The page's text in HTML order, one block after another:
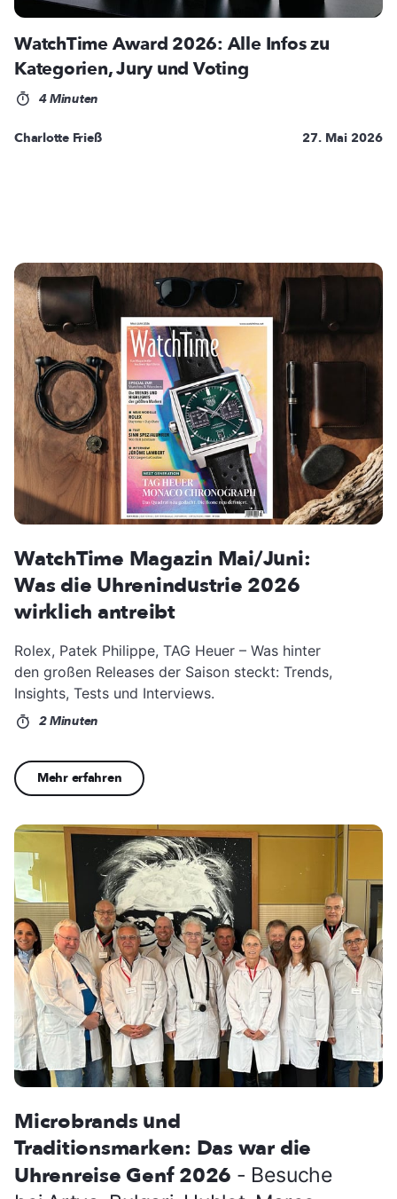
WatchTime Award 2026: Alle Infos zu
Kategorien, Jury und Voting
4 Minuten
Charlotte Frieß 27. Mai 2026
WatchTime Magazin Mai/Juni:
Was die Uhrenindustrie 2026
wirklich antreibt
Rolex, Patek Philippe, TAG Heuer – Was hinter
den großen Releases der Saison steckt: Trends,
Insights, Tests und Interviews.
2 Minuten
Mehr erfahren
Microbrands und
Traditionsmarken: Das war die
Uhrenreise Genf 2026 - Besuche